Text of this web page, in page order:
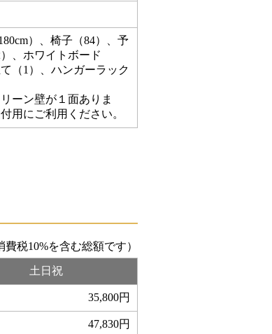
）、椅子（84）、予
、ホワイトボード
（1）、ハンガーラック
ーン壁が１面ありま
用にご利用ください。
費税10%を含む総額です）
土日祝
35,800円
47,830円